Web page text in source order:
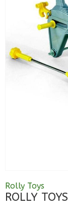
Rolly Toys
ROLLY